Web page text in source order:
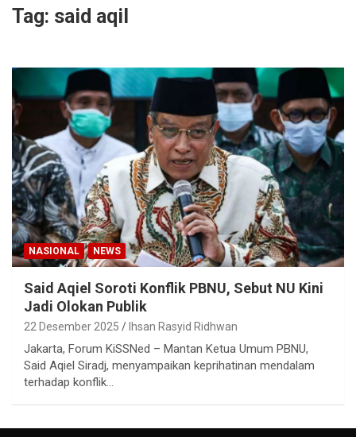
Tag: said aqil
NASIONAL NEWS
Said Aqiel Soroti Konflik PBNU, Sebut NU Kini
Jadi Olokan Publik
22 Desember 2025 Ihsan Rasyid Ridhwan
Jakarta, Forum KiSSNed – Mantan Ketua Umum PBNU,
Said Aqiel Siradj, menyampaikan keprihatinan mendalam
terhadap konflik…